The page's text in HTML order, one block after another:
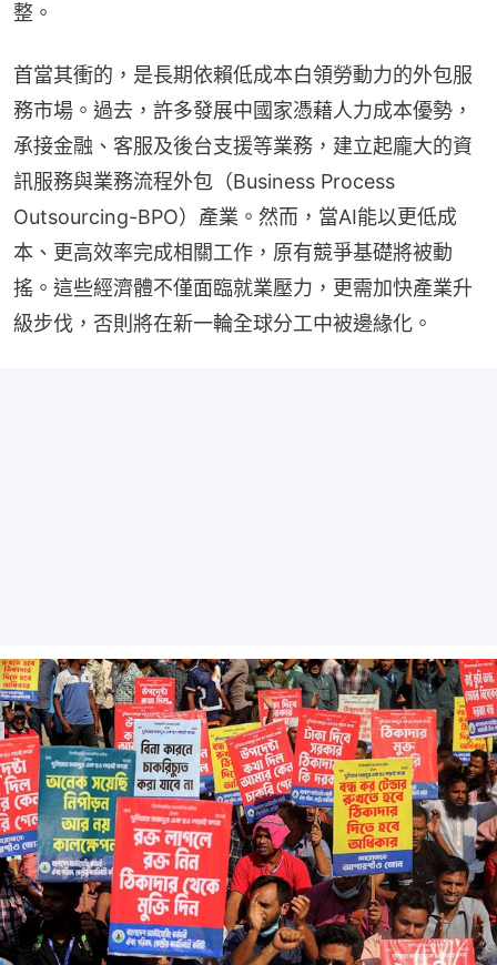
整。
首當其衝的，是長期依賴低成本白領勞動力的外包服
務市場。過去，許多發展中國家憑藉人力成本優勢，
承接金融、客服及後台支援等業務，建立起龐大的資
訊服務與業務流程外包（Business Process
Outsourcing-BPO）產業。然而，當AI能以更低成
本、更高效率完成相關工作，原有競爭基礎將被動
搖。這些經濟體不僅面臨就業壓力，更需加快產業升
級步伐，否則將在新一輪全球分工中被邊緣化。